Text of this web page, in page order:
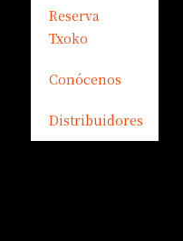
Reserva
Txoko
Conócenos
Distribuidores